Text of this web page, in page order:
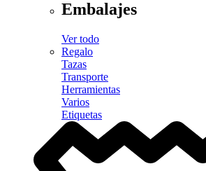
Embalajes
Ver todo
Regalo
Tazas
Transporte
Herramientas
Varios
Etiquetas